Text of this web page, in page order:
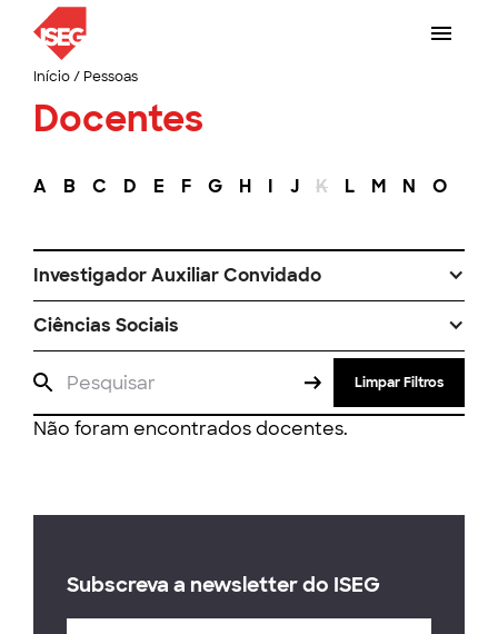
Início/ Pessoas
Docentes
A B C D E F G H I J K L M N O
Investigador Auxiliar Convidado
Ciências Sociais
Limpar Filtros
Não foram encontrados docentes.
Subscreva a newsletter do ISEG